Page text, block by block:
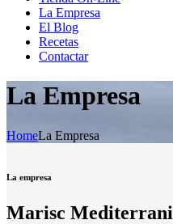
La Empresa
El Blog
Recetas
Contactar
La Empresa
HomeLa Empresa
La empresa
Marisc Mediterrani